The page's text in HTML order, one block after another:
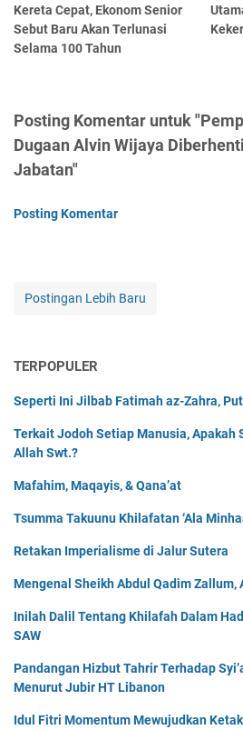
Kereta Cepat, Ekonom Senior
Sebut Baru Akan Terlunasi
Selama 100 Tahun
Posting Komentar untuk
Dugaan Alvin Wijaya
Jabatan"
Posting Komentar
Postingan Lebih Baru
TERPOPULER
Seperti Ini Jilbab Fatimah az-Zahra,
Terkait Jodoh Setiap Manusia, Apakah
Allah Swt.?
Mafahim, Maqayis, & Qana’at
Tsumma Takuunu Khilafatan ‘Ala
Retakan Imperialisme di Jalur Sutera
Mengenal Sheikh Abdul Qadim Zallum,
Inilah Dalil Tentang Khilafah Dalam
SAW
Pandangan Hizbut Tahrir Terhadap
Menurut Jubir HT Libanon
Idul Fitri Momentum Mewujudkan